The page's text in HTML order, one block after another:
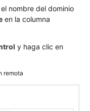
nombre del dominio
en la columna
y haga clic en
remota